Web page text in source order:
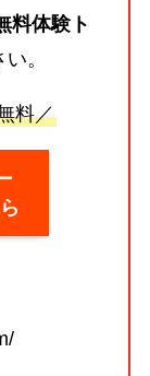
料体験ト
。
料／